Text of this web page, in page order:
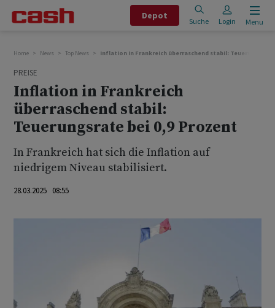
Depot
Suche Login Menu
Home News Top News Inflation in Frankreich überraschend stabil:
PREISE
Inflation in Frankreich
überraschend stabil:
Teuerungsrate bei 0,9 Prozent
In Frankreich hat sich die Inflation auf
niedrigem Niveau stabilisiert.
28.03.2025 08:55